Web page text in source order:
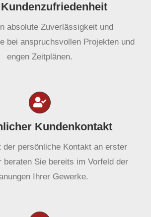
Kundenzufriedenheit
absolute Zuverlässigkeit und
bei anspruchsvollen Projekten und
engen Zeitplänen.
Kundenkontakt
der persönliche Kontakt an erster
beraten Sie bereits im Vorfeld der
Ihrer Gewerke.